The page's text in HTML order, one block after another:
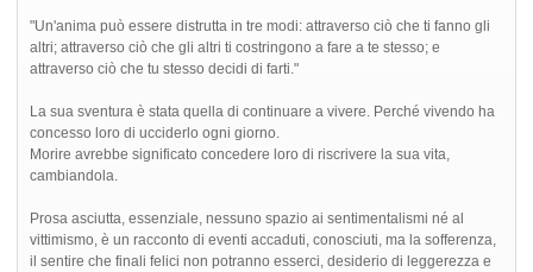
"Un'anima può essere distrutta in tre modi: attraverso ciò che ti fanno gli
altri; attraverso ciò che gli altri ti costringono a fare a te stesso; e
attraverso ciò che tu stesso decidi di farti."
La sua sventura è stata quella di continuare a vivere. Perché vivendo ha
concesso loro di ucciderlo ogni giorno.
Morire avrebbe significato concedere loro di riscrivere la sua vita,
cambiandola.
Prosa asciutta, essenziale, nessuno spazio ai sentimentalismi né al
vittimismo, è un racconto di eventi accaduti, conosciuti, ma la sofferenza,
il sentire che finali felici non potranno esserci, desiderio di leggerezza e